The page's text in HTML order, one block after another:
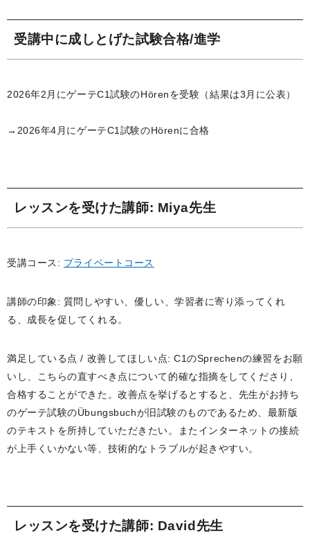
受講中に成しとげた試験合格/進学
2026年2月にゲーテC1試験のHörenを受験（結果は3月に公表）
→2026年4月にゲーテC1試験のHörenに合格
レッスンを受けた講師: Miya先生
受講コース: プライベートコース
講師の印象: 質問しやすい、優しい、学習者に寄り添ってくれ
る、成長を促してくれる。
満足している点 / 改善してほしい点: C1のSprechenの練習をお願
いし、こちらの直すべき点について的確な指摘をしてくださり、
合格することができた。改善点を挙げるとすると、先生がお持ち
のゲーテ試験のÜbungsbuchが旧試験のものであるため、最新版
のテキストを所持していただきたい。またインターネットの接続
が上手くいかない等、技術的なトラブルが起きやすい。
レッスンを受けた講師: David先生